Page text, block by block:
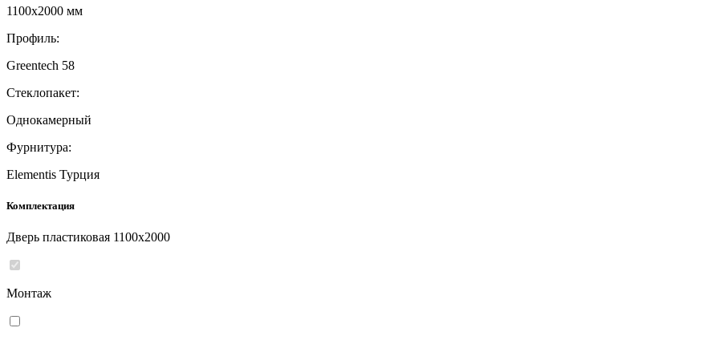
1100x2000 мм
Профиль:
Greentech 58
Стеклопакет:
Однокамерный
Фурнитура:
Elementis Турция
Комплектация
Дверь пластиковая 1100x2000
Монтаж